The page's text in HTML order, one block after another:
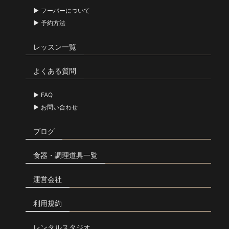
フーバーについて
予約方法
レッスン一覧
よくある質問
FAQ
お問い合わせ
ブログ
食器・調理道具一覧
運営会社
利用規約
レンタルスタジオ